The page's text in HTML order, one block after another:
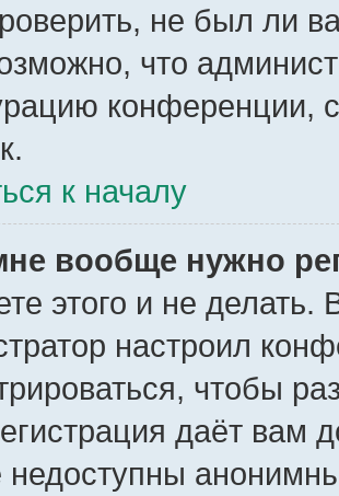
не был ли
что
конференции,
к началу
вообще нужно
этого и не делать.
настроил
чтобы
даёт вам
недоступны